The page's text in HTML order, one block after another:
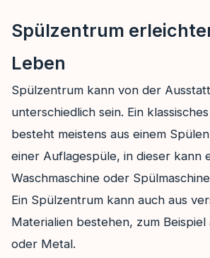
Spülzentrum
Leben
Spülzentrum kann von der
unterschiedlich sein. Ein
besteht meistens aus einem
einer Auflagespüle, in dieser kann
Waschmaschine oder
Ein Spülzentrum kann auch aus
Materialien bestehen, zum Beispiel
oder Metal.